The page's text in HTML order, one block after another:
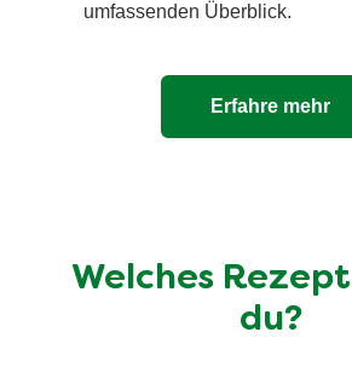
umfassenden Überblick.
Erfahre mehr
Welches
du?